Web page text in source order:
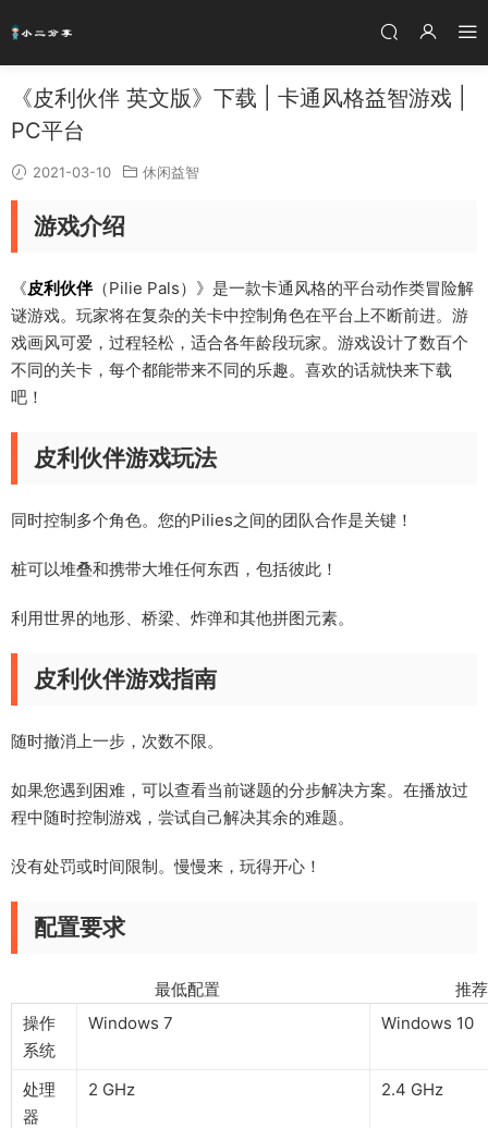
《皮利伙伴 英文版》下载 | 卡通风格益智游戏 |
PC平台
2021-03-10 休闲益智
游戏介绍
《皮利伙伴（Pilie Pals）》是一款卡通风格的平台动作类冒险解
谜游戏。玩家将在复杂的关卡中控制角色在平台上不断前进。游
戏画风可爱，过程轻松，适合各年龄段玩家。游戏设计了数百个
不同的关卡，每个都能带来不同的乐趣。喜欢的话就快来下载
吧！
皮利伙伴游戏玩法
同时控制多个角色。您的Pilies之间的团队合作是关键！
桩可以堆叠和携带大堆任何东西，包括彼此！
利用世界的地形、桥梁、炸弹和其他拼图元素。
皮利伙伴游戏指南
随时撤消上一步，次数不限。
如果您遇到困难，可以查看当前谜题的分步解决方案。在播放过
程中随时控制游戏，尝试自己解决其余的难题。
没有处罚或时间限制。慢慢来，玩得开心！
配置要求
最低配置 推荐配
操作
系统
Windows 7 Windows 10
处理
器
2 GHz 2.4 GHz